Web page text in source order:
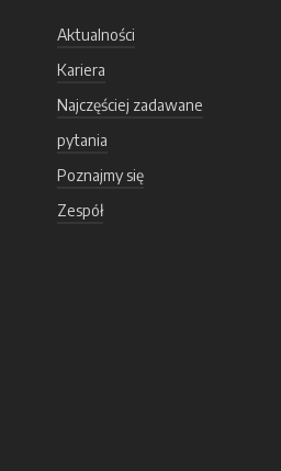
Aktualności
Kariera
Najczęściej zadawane
pytania
Poznajmy się
Zespół